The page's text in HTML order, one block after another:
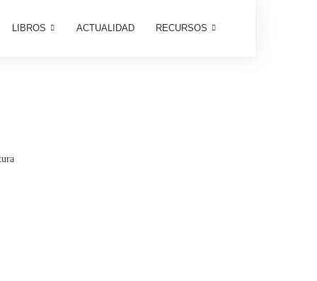
LIBROS ACTUALIDAD RECURSOS